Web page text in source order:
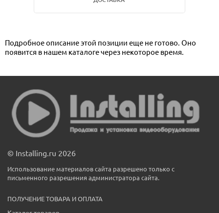
Подробное описание этой позиции еще не готово. Оно
появится в нашем каталоге через некоторое время.
© Installing.ru 2026
Использование материалов сайта разрешено только с
письменного разрешения администратора сайта.
ПОЛУЧЕНИЕ ТОВАРА И ОПЛАТА